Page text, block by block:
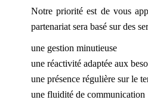
Notre priorité est de vous
partenariat sera basé sur des
une gestion minutieuse
une réactivité adaptée aux
une présence régulière sur le
une fluidité de communication